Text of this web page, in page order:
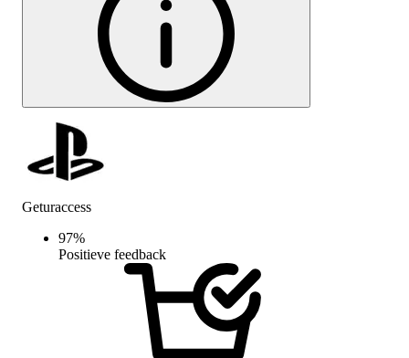
Geturaccess
97%
Positieve feedback